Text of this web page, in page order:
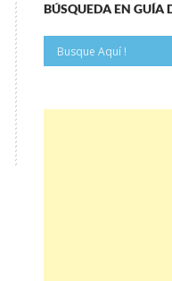
BÚSQUEDA EN GUÍA